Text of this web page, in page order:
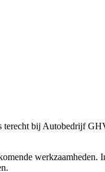
terecht bij Autobedrijf